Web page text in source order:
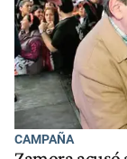
CAMPAÑA